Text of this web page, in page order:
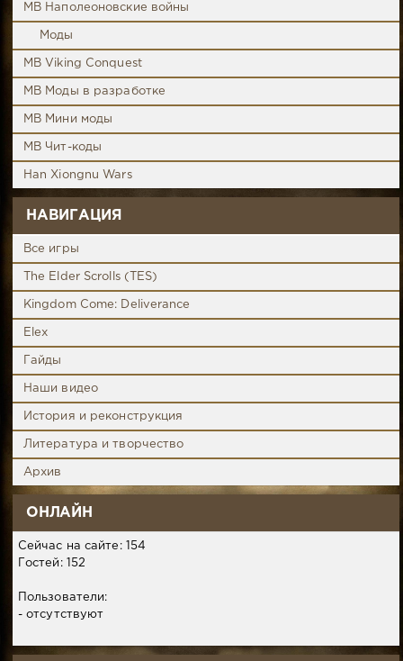
MB Наполеоновские войны
Моды
MB Viking Conquest
MB Моды в разработке
MB Мини моды
MB Чит-коды
Han Xiongnu Wars
НАВИГАЦИЯ
Все игры
The Elder Scrolls (TES)
Kingdom Come: Deliverance
Elex
Гайды
Наши видео
История и реконструкция
Литература и творчество
Архив
ОНЛАЙН
Сейчас на сайте: 154
Гостей: 152
Пользователи:
- отсутствуют